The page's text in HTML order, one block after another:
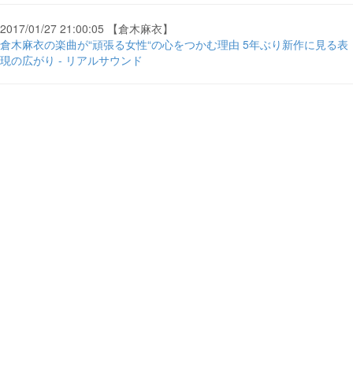
2017/01/27 21:00:05 【倉木麻衣】
倉木麻衣の楽曲が“頑張る女性“の心をつかむ理由 5年ぶり新作に見る表
現の広がり - リアルサウンド